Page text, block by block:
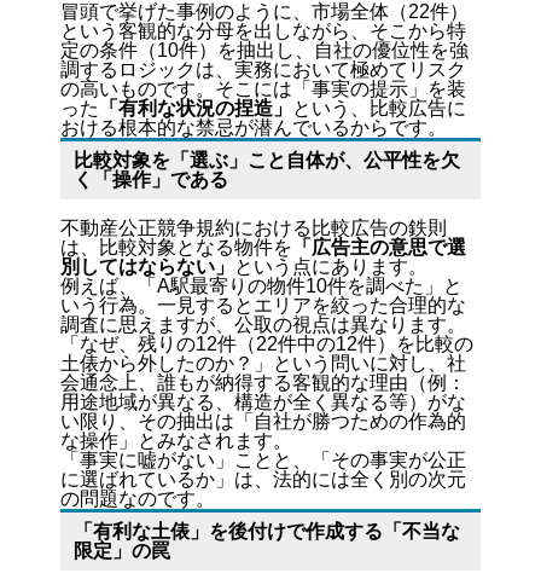
冒頭で挙げた事例のように、市場全体（22件）
という客観的な分母を出しながら、そこから特
定の条件（10件）を抽出し、自社の優位性を強
調するロジックは、実務において極めてリスク
の高いものです。そこには「事実の提示」を装
った
「有利な状況の捏造」 という、比較広告に
おける根本的な禁忌が潜んでいるからです。
比較対象を「選ぶ」こと自体が、公平性を欠
く「操作」である
不動産公正競争規約における比較広告の鉄則
は、比較対象となる物件を 「広告主の意思で選
別してはならない」 という点にあります。
例えば、「A駅最寄りの物件10件を調べた」と
いう行為。一見するとエリアを絞った合理的な
調査に思えますが、公取の視点は異なります。
「なぜ、残りの12件（22件中の12件）を比較の
土俵から外したのか？」という問いに対し、社
会通念上、誰もが納得する客観的な理由（例：
用途地域が異なる、構造が全く異なる等）がな
い限り、その抽出は「自社が勝つための作為的
な操作」とみなされます。
「事実に嘘がない」ことと、「その事実が公正
に選ばれているか」は、法的には全く別の次元
の問題なのです。
「有利な土俵」を後付けで作成する「不当な
限定」の罠